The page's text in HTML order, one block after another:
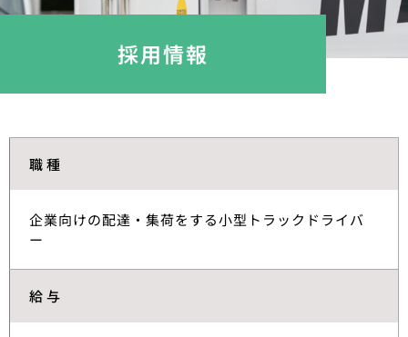
採用情報
職種
企業向けの配達・集荷をする小型トラックドライバ
ー
給与